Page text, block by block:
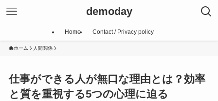
demoday
Home Contact / Privacy policy
ホーム 人間関係
仕事ができる人が無口な理由とは？効率
と質を重視する5つの心理に迫る